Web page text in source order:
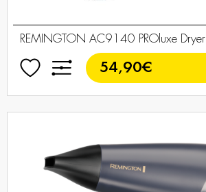
REMINGTON AC9140 PROluxe Dryer
54,90€